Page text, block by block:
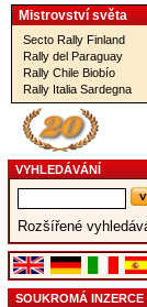
Mistrovství­ světa
Secto Rally Finland
Rally del Paraguay
Rally Chile Biobío
Rally Italia Sardegna
VYHLEDÁVÁNÍ
Rozšířené
SOUKROMÁ INZERCE